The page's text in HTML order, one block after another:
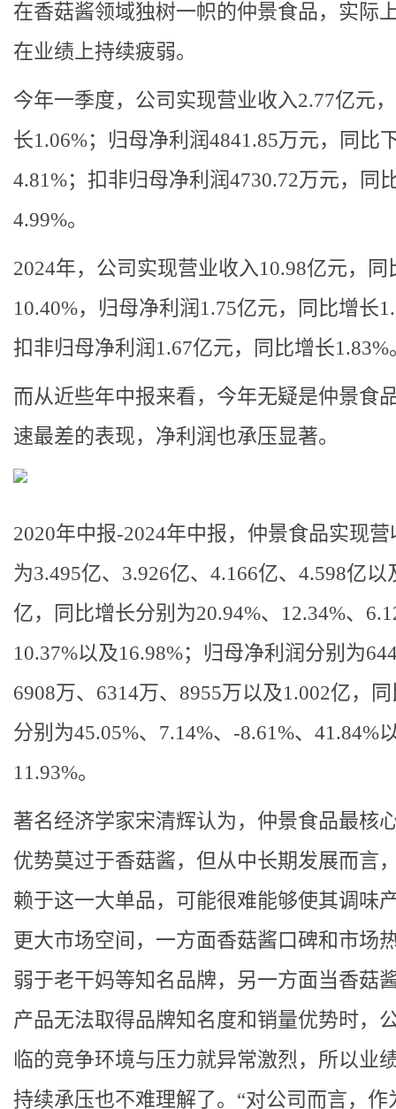
在香菇酱领域独树一帜的仲景食品，实际
在业绩上持续疲弱。
今年一季度，公司实现营业收入2.77亿元
长1.06%；归母净利润4841.85万元，同比
4.81%；扣非归母净利润4730.72万元，同
4.99%。
2024年，公司实现营业收入10.98亿元，同
10.40%，归母净利润1.75亿元，同比增长
扣非归母净利润1.67亿元，同比增长1.83%
而从近些年中报来看，今年无疑是仲景食
速最差的表现，净利润也承压显著。
2020年中报-2024年中报，仲景食品实现营
为3.495亿、3.926亿、4.166亿、4.598亿以
亿，同比增长分别为20.94%、12.34%、
10.37%以及16.98%；归母净利润分别为
6908万、6314万、8955万以及1.002亿，
分别为45.05%、7.14%、-8.61%、41.84%
11.93%。
著名经济学家宋清辉认为，仲景食品最核
优势莫过于香菇酱，但从中长期发展而言
赖于这一大单品，可能很难能够使其调味
更大市场空间，一方面香菇酱口碑和市场
弱于老干妈等知名品牌，另一方面当香菇
产品无法取得品牌知名度和销量优势时，
临的竞争环境与压力就异常激烈，所以业
持续承压也不难理解了。“对公司而言，作